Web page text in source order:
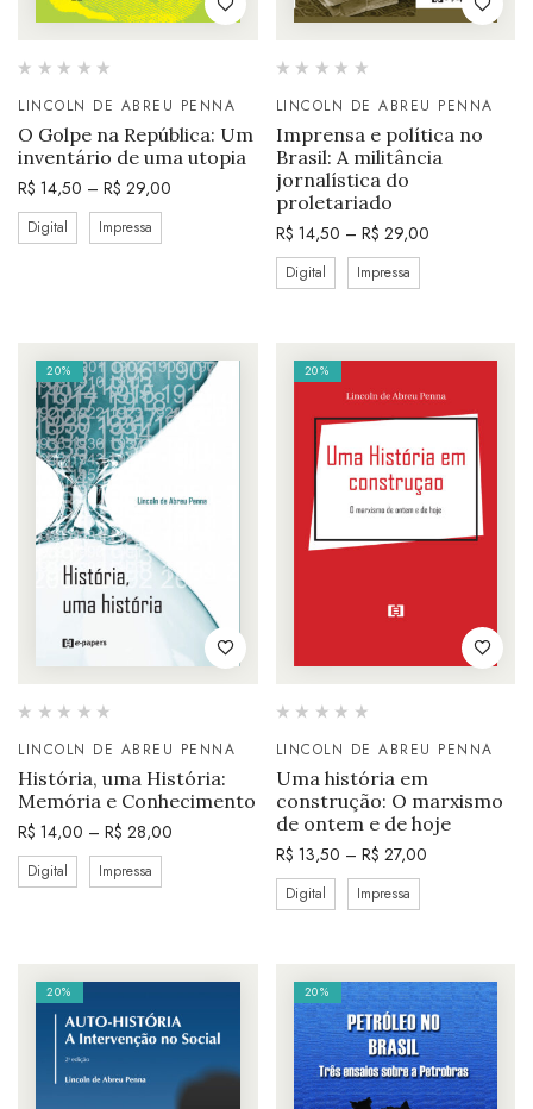
LINCOLN DE ABREU PENNA
O Golpe na República: Um
inventário de uma utopia
R$ 14,50 – R$ 29,00
Digital Impressa
LINCOLN DE ABREU PENNA
Imprensa e política no
Brasil: A militância
jornalística do
proletariado
R$ 14,50 – R$ 29,00
Digital Impressa
20%
LINCOLN DE ABREU PENNA
História, uma História:
Memória e Conhecimento
R$ 14,00 – R$ 28,00
Digital Impressa
20%
LINCOLN DE ABREU PENNA
Uma história em
construção: O marxismo
de ontem e de hoje
R$ 13,50 – R$ 27,00
Digital Impressa
20% 20%